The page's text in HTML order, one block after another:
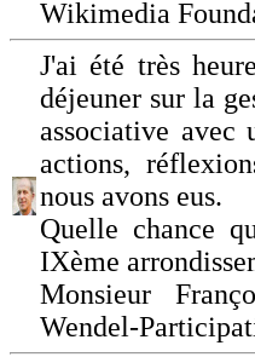
Wikimedia
J'ai été très
déjeuner sur la
associative avec
actions,
nous avons eus.
Quelle chance
IXème
Monsieur
Wendel-